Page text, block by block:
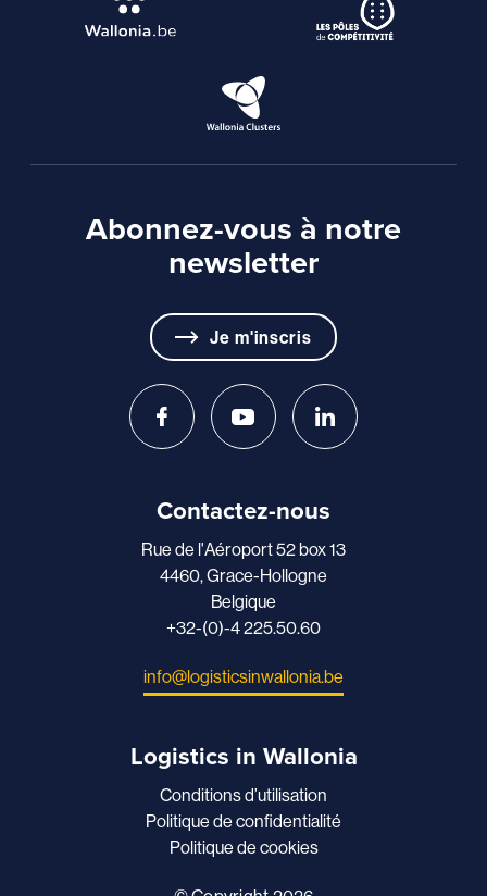
Abonnez-vous à notre
newsletter
Je m'inscris
Contactez-nous
Rue de l'Aéroport 52 box 13
4460, Grace-Hollogne
Belgique
+32-(0)-4 225.50.60
info@logisticsinwallonia.be
Logistics in Wallonia
Conditions d’utilisation
Politique de confidentialité
Politique de cookies